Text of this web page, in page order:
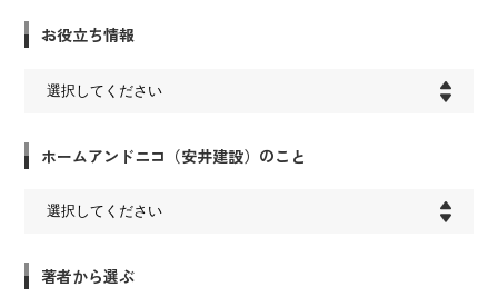
お役立ち情報
ホームアンドニコ（安井建設）のこと
著者から選ぶ